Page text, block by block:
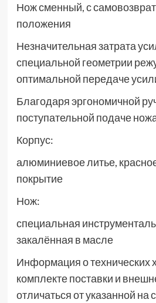
Нож сменный, с
положения
Незначительная затрата
специальной геометрии
оптимальной передаче
Благодаря эргономичной
поступательной подаче
Корпус:
алюминиевое литье,
покрытие
Нож:
специальная
закалённая в масле
Информация о технических
комплекте поставки и
отличаться от указанной на